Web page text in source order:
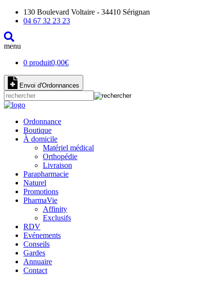
130 Boulevard Voltaire - 34410 Sérignan
04 67 32 23 23
menu
0 produit0,00€
Envoi d'Ordonnances
Ordonnance
Boutique
À domicile
Matériel médical
Orthopédie
Livraison
Parapharmacie
Naturel
Promotions
PharmaVie
Affinity
Exclusifs
RDV
Evénements
Conseils
Gardes
Annuaire
Contact